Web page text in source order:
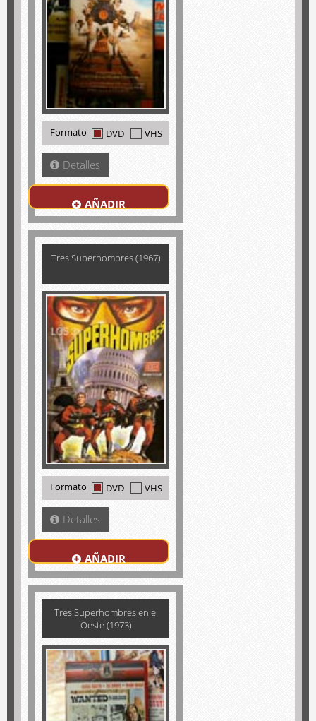
Formato DVD VHS
Detalles
AÑADIR
Tres Superhombres (1967)
Formato DVD VHS
Detalles
AÑADIR
Tres Superhombres en el
Oeste (1973)